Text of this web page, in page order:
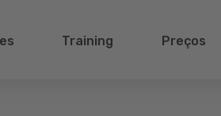
Training Preços